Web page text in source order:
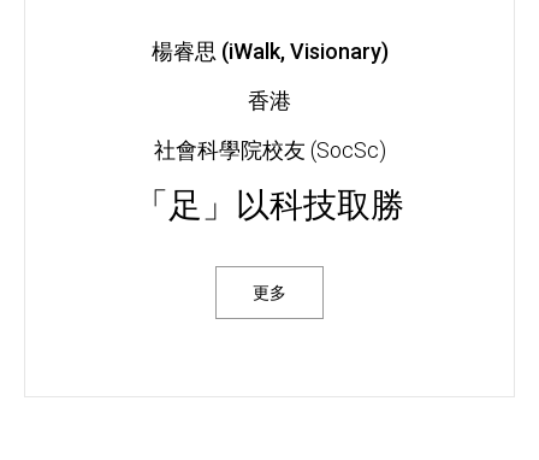
楊睿思 (iWalk, Visionary)
香港
社會科學院校友 (SocSc)
「足」以科技取勝
更多